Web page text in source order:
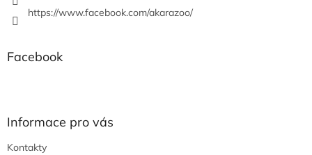
https://www.facebook.com/akarazoo/
Facebook
Informace pro vás
Kontakty